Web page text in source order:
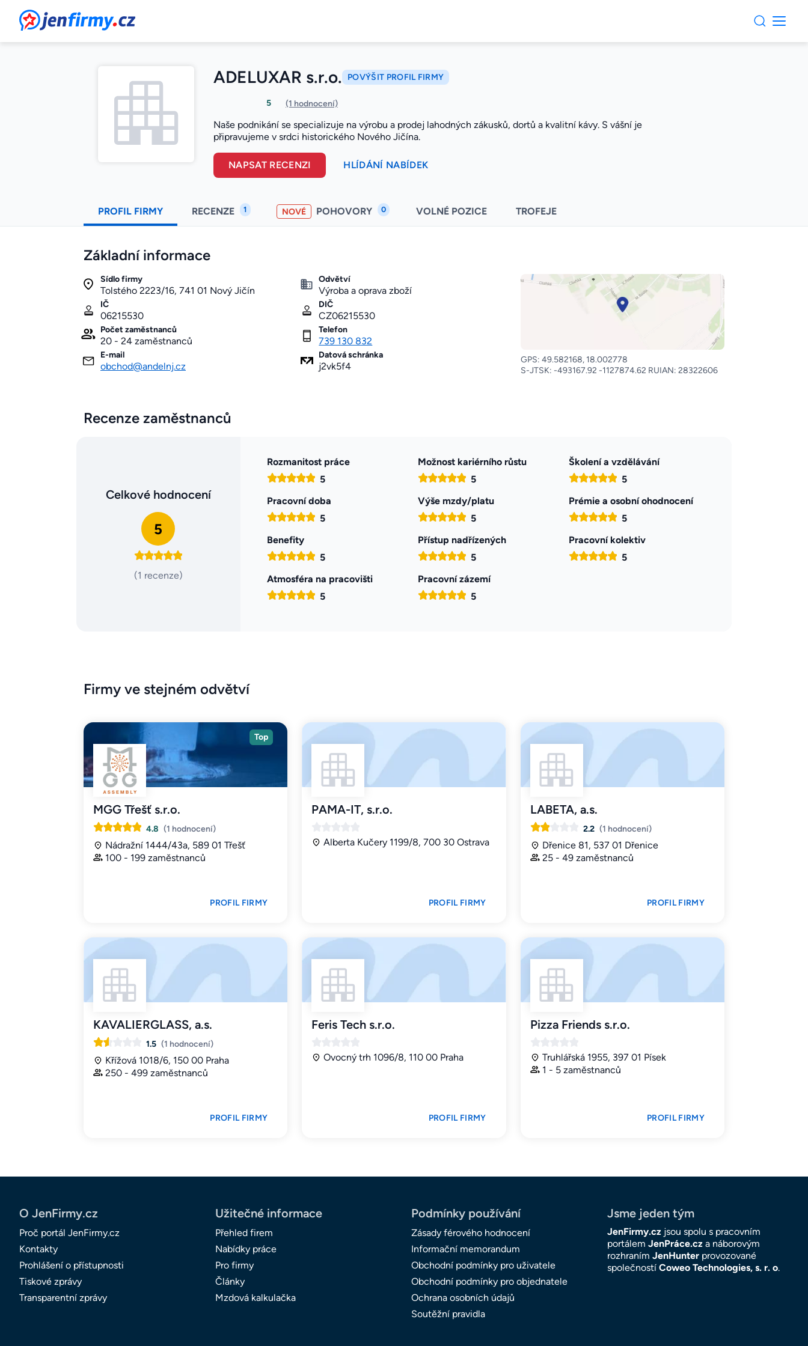
JenFirmy.cz
ADELUXAR s.r.o. POVÝŠIT PROFIL FIRMY
5 (1 hodnocení)
Naše podnikání se specializuje na výrobu a prodej lahodných zákusků, dortů a kvalitní kávy. S vášní je
připravujeme v srdci historického Nového Jičína.
NAPSAT RECENZI HLÍDÁNÍ NABÍDEK
PROFIL FIRMY RECENZE 1 NOVÉ POHOVORY 0 VOLNÉ POZICE TROFEJE
Základní informace
Sídlo firmy
Tolstého 2223/16, 741 01 Nový Jičín
Odvětví
Výroba a oprava zboží
IČ
06215530
DIČ
CZ06215530
Počet zaměstnanců
20 - 24 zaměstnanců
Telefon
739 130 832
E-mail
obchod@andelnj.cz
Datová schránka
j2vk5f4
GPS: 49.582168, 18.002778
S-JTSK: -493167.92 -1127874.62 RUIAN: 28322606
Recenze zaměstnanců
Celkové hodnocení
5
(1 recenze)
Rozmanitost práce
5
Možnost kariérního růstu
5
Školení a vzdělávání
5
Pracovní doba
5
Výše mzdy/platu
5
Prémie a osobní ohodnocení
5
Benefity
5
Přístup nadřízených
5
Pracovní kolektiv
5
Atmosféra na pracovišti
5
Pracovní zázemí
5
Firmy ve stejném odvětví
Top
MGG Třešť s.r.o.
4.8 (1 hodnocení)
Nádražní 1444/43a, 589 01 Třešť
100 - 199 zaměstnanců
PROFIL FIRMY
PAMA-IT, s.r.o.
Alberta Kučery 1199/8, 700 30 Ostrava
PROFIL FIRMY
LABETA, a.s.
2.2 (1 hodnocení)
Dřenice 81, 537 01 Dřenice
25 - 49 zaměstnanců
PROFIL FIRMY
KAVALIERGLASS, a.s.
1.5 (1 hodnocení)
Křížová 1018/6, 150 00 Praha
250 - 499 zaměstnanců
PROFIL FIRMY
Feris Tech s.r.o.
Ovocný trh 1096/8, 110 00 Praha
PROFIL FIRMY
Pizza Friends s.r.o.
Truhlářská 1955, 397 01 Písek
1 - 5 zaměstnanců
PROFIL FIRMY
O JenFirmy.cz
Proč portál JenFirmy.cz
Kontakty
Prohlášení o přístupnosti
Tiskové zprávy
Transparentní zprávy
Užitečné informace
Přehled firem
Nabídky práce
Pro firmy
Články
Mzdová kalkulačka
Podmínky používání
Zásady férového hodnocení
Informační memorandum
Obchodní podmínky pro uživatele
Obchodní podmínky pro objednatele
Ochrana osobních údajů
Soutěžní pravidla
Jsme jeden tým
JenFirmy.cz jsou spolu s pracovním
portálem JenPráce.cz a náborovým
rozhraním JenHunter provozované
společností Coweo Technologies, s. r. o.